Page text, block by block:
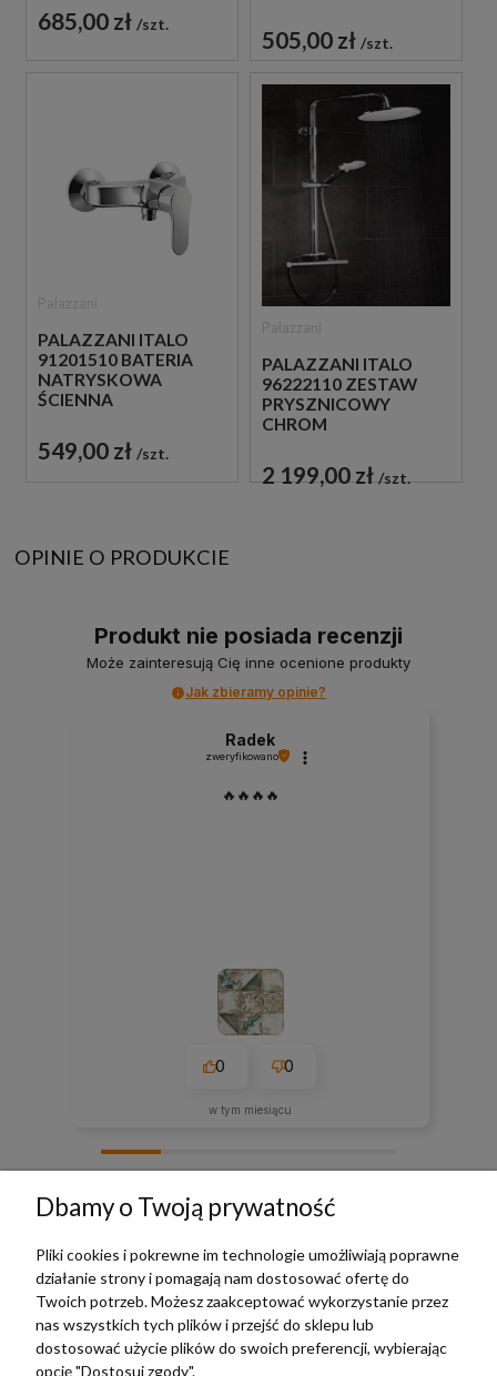
685,00 zł szt.
505,00 zł szt.
PALAZZANI ITALO
91201510 BATERIA
NATRYSKOWA
ŚCIENNA
CHROM
549,00 zł szt.
PALAZZANI ITALO
96222110 ZESTAW
PRYSZNICOWY
CHROM
2 199,00 zł szt.
OPINIE O PRODUKCIE
Produkt nie posiada recenzji
Może zainteresują Cię inne ocenione produkty
Jak zbieramy opinie?
Radek
zweryfikowano
🔥🔥🔥🔥
0 0
w tym miesiącu
TERRADECO
BAZA WIEDZY
Dbamy o Twoją prywatność
Pliki cookies i pokrewne im technologie umożliwiają poprawne
działanie strony i pomagają nam dostosować ofertę do
Twoich potrzeb. Możesz zaakceptować wykorzystanie przez
nas wszystkich tych plików i przejść do sklepu lub
dostosować użycie plików do swoich preferencji, wybierając
opcję "Dostosuj zgody".